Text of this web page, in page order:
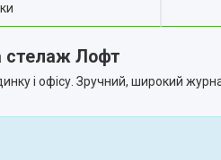
стелаж Лофт
і офісу. Зручний, широкий